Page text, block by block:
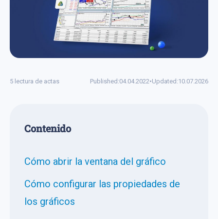
5 lectura de actas Published:04.04.2022•Updated:10.07.2026
Сontenido
Cómo abrir la ventana del gráfico
Cómo configurar las propiedades de
los gráficos